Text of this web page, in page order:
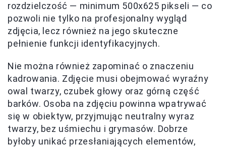
rozdzielczość — minimum 500x625 pikseli — co
pozwoli nie tylko na profesjonalny wygląd
zdjęcia, lecz również na jego skuteczne
pełnienie funkcji identyfikacyjnych.
Nie można również zapominać o znaczeniu
kadrowania. Zdjęcie musi obejmować wyraźny
owal twarzy, czubek głowy oraz górną część
barków. Osoba na zdjęciu powinna wpatrywać
się w obiektyw, przyjmując neutralny wyraz
twarzy, bez uśmiechu i grymasów. Dobrze
byłoby unikać przesłaniających elementów,